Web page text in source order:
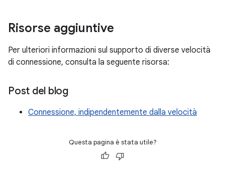
Risorse aggiuntive
Per ulteriori informazioni sul supporto di diverse velocità
di connessione, consulta la seguente risorsa:
Post del blog
Connessione, indipendentemente dalla velocità
Questa pagina è stata utile?